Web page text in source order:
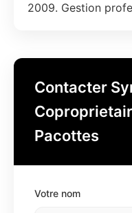
2009. Gestion
Contacter
Pacottes
Votre nom